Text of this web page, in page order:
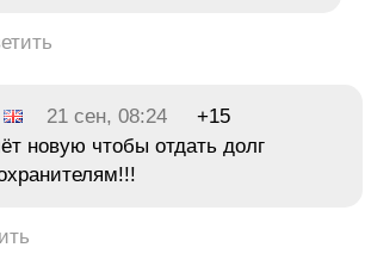
21 сен, 08:24
+15
новую чтобы отдать долг